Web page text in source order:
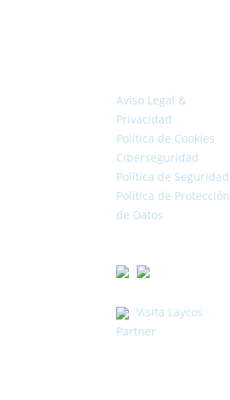
Aviso Legal &
Privacidad
Política de Cookies
Ciberseguridad
Política de Seguridad
Política de Protección
de Datos
Visita Laycos
Partner